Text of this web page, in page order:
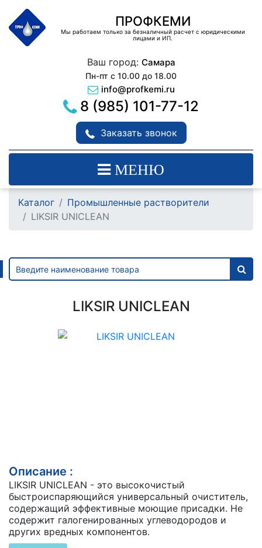
ПРОФКЕМИ
Мы работаем только за безналичный расчет с юридическими
лицами и ИП.
Ваш город: Самара
Пн-пт с 10.00 до 18.00
info@profkemi.ru
8 (985) 101-77-12
Заказать звонок
МЕНЮ
Каталог
Промышленные растворители
LIKSIR UNICLEAN
LIKSIR UNICLEAN
Описание :
LIKSIR UNICLEAN - это высокочистый
быстроиспаряющийся универсальный очиститель,
содержащий эффективные моющие присадки. Не
содержит галогенированных углеводородов и
других вредных компонентов.